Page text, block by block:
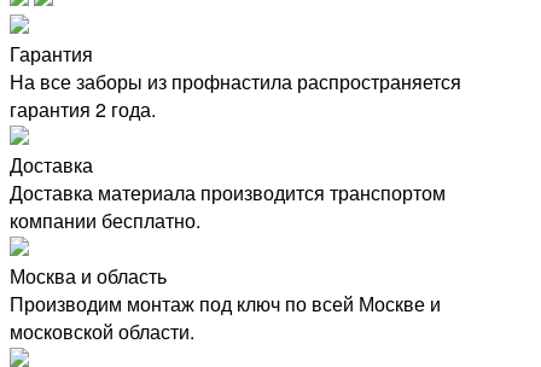
Гарантия
На все заборы из профнастила распространяется
гарантия 2 года.
Доставка
Доставка материала производится транспортом
компании бесплатно.
Москва и область
Производим монтаж под ключ по всей Москве и
московской области.